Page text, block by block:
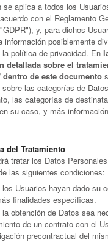
se aplica a todos los
con el Reglamento
y, para dichos
información posiblemente
la política de privacidad. En
detallada sobre el
dentro de este documento
las categorías de
las categorías de
su caso, y más
del Tratamiento
tratar los Datos
las siguientes condiciones:
los Usuarios hayan dado su
finalidades específicas.
la obtención de Datos sea
de un contrato con el
precontractual del